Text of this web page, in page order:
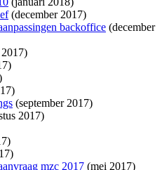
(december 2017)
backoffice (december
(september 2017)
2017)
mzc 2017 (mei 2017)